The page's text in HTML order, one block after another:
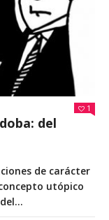
1
del
de carácter
utópico